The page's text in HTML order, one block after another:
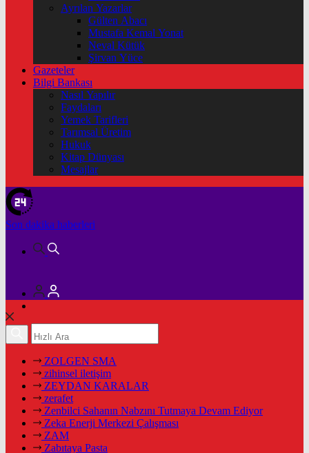
Ayrılan Yazarlar
Gülten Abacı
Mustafa Kemal Yonat
Neval Kütük
Şirvan Yüce
Gazeteler
Bilgi Bankası
Nasıl Yapılır
Faydaları
Yemek Tarifleri
Tarımsal Üretim
Hukuk
Kitap Dünyası
Mesajlar
Son dakika haberleri
ZOLGEN SMA
zihinsel iletişim
ZEYDAN KARALAR
zerafet
Zenbilci Sahanın Nabzını Tutmaya Devam Ediyor
Zeka Enerji Merkezi Çalışması
ZAM
Zabıtaya Pasta